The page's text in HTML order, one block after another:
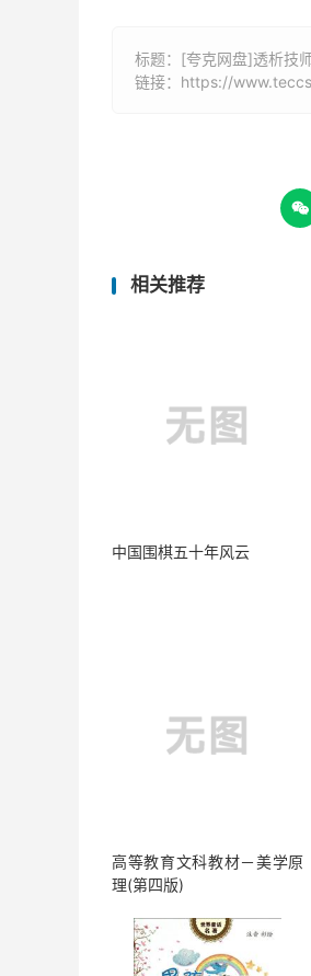
标题：[夸克网盘]透析技
链接： https://

相关推荐
中国围棋五十年风云
高等教育文科教材－美学原
理(第四版)